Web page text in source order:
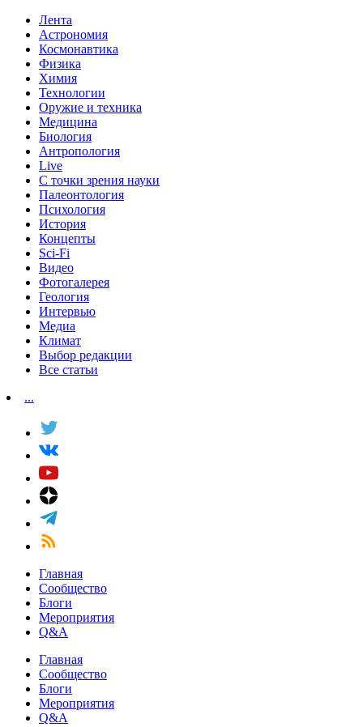
Лента
Астрономия
Космонавтика
Физика
Химия
Технологии
Оружие и техника
Медицина
Биология
Антропология
Live
С точки зрения науки
Палеонтология
Психология
История
Концепты
Sci-Fi
Видео
Фотогалерея
Геология
Интервью
Медиа
Климат
Выбор редакции
Все статьи
...
Главная
Сообщество
Блоги
Мероприятия
Q&A
Главная
Сообщество
Блоги
Мероприятия
Q&A